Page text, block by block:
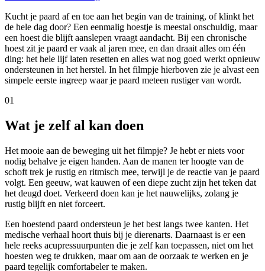
Kucht je paard af en toe aan het begin van de training, of klinkt het
de hele dag door? Een eenmalig hoestje is meestal onschuldig, maar
een hoest die blijft aanslepen vraagt aandacht. Bij een chronische
hoest zit je paard er vaak al jaren mee, en dan draait alles om één
ding: het hele lijf laten resetten en alles wat nog goed werkt opnieuw
ondersteunen in het herstel. In het filmpje hierboven zie je alvast een
simpele eerste ingreep waar je paard meteen rustiger van wordt.
01
Wat je zelf al kan doen
Het mooie aan de beweging uit het filmpje? Je hebt er niets voor
nodig behalve je eigen handen. Aan de manen ter hoogte van de
schoft trek je rustig en ritmisch mee, terwijl je de reactie van je paard
volgt. Een geeuw, wat kauwen of een diepe zucht zijn het teken dat
het deugd doet. Verkeerd doen kan je het nauwelijks, zolang je
rustig blijft en niet forceert.
Een hoestend paard ondersteun je het best langs twee kanten. Het
medische verhaal hoort thuis bij je dierenarts. Daarnaast is er een
hele reeks acupressuurpunten die je zelf kan toepassen, niet om het
hoesten weg te drukken, maar om aan de oorzaak te werken en je
paard tegelijk comfortabeler te maken.